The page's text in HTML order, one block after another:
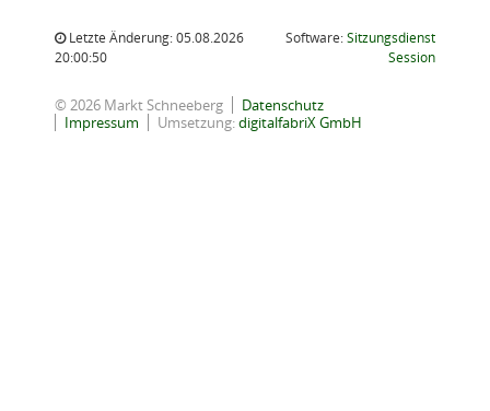
Letzte Änderung: 05.08.2026
20:00:50
Software:Sitzungsdienst
Session(Wird in
© 2026 Markt Schneeberg
Datenschutz
Impressum
Umsetzung:digitalfabriX GmbH